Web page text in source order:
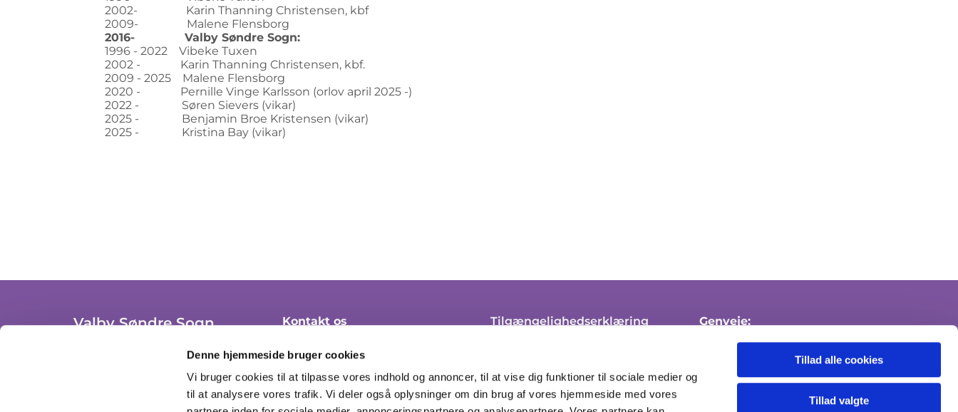
Denne hjemmeside bruger cookies
Vi bruger cookies til at tilpasse vores indhold og annoncer, til at vise dig funktioner til sociale medier og
til at analysere vores trafik. Vi deler også oplysninger om din brug af vores hjemmeside med vores
Tillad alle cookies
Tillad valgte
2002- Karin Thanning Christensen, kbf
2009- Malene Flensborg
2016- Valby Søndre Sogn:
1996 - 2022 Vibeke Tuxen
2002 - Karin Thanning Christensen, kbf.
2009 - 2025 Malene Flensborg
2020 - Pernille Vinge Karlsson (orlov april 2025 -)
2022 - Søren Sievers (vikar)
2025 - Benjamin Broe Kristensen (vikar)
2025 - Kristina Bay (vikar)
Valby Søndre Sogn
Trekronergade 3A, st. th.
Kontakt os
valbysoendre.sogn@km.dk
Se åbningstider her
Tilgængelighedserklæring
Cookie-politik
Tilmeld til nyhedsbrev
Genveje:
Medlemskab af folkekirken